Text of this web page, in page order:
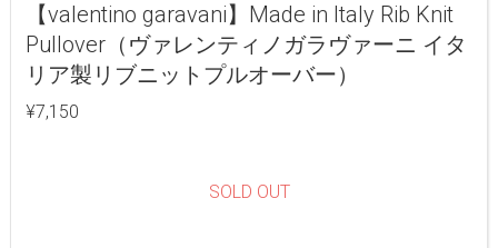
【valentino garavani】Made in Italy Rib Knit
Pullover（ヴァレンティノガラヴァーニ イタ
リア製リブニットプルオーバー）
¥7,150
SOLD OUT